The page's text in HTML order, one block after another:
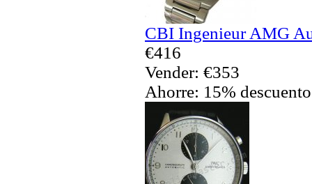
CBI Ingenieur AMG
€416
Vender: €353
Ahorre: 15% descuento